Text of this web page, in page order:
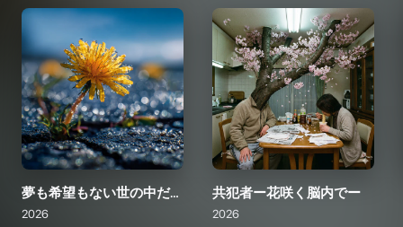
夢も希望もない世の中だって
2026
共犯者ー花咲く脳内でー
2026